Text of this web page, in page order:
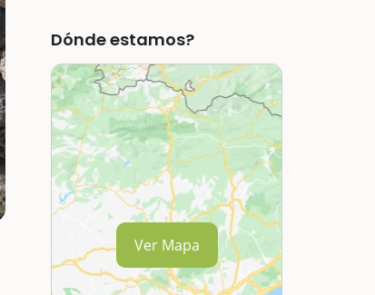
Dónde estamos?
Ver Mapa